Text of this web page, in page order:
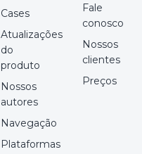
Cases
Atualizações
do
produto
Nossos
autores
Navegação
Plataformas
Fale
conosco
Nossos
clientes
Preços